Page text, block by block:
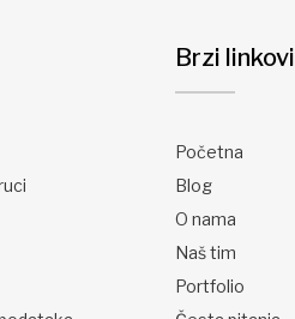
Brzi linkovi
Početna
Blog
O nama
Naš tim
Portfolio